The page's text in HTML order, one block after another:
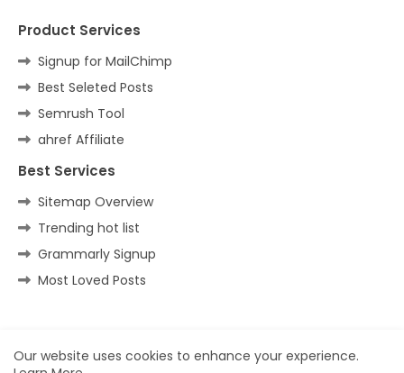
Product Services
Signup for MailChimp
Best Seleted Posts
Semrush Tool
ahref Affiliate
Best Services
Sitemap Overview
Trending hot list
Grammarly Signup
Most Loved Posts
Home Contact us Privacy Policy
Our website uses cookies to enhance your experience.